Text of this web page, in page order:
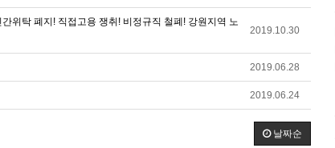
위탁 폐지! 직접고용 쟁취! 비정규직 철폐! 강원지역 노
2019.10.30
2019.06.28
2019.06.24
날짜순